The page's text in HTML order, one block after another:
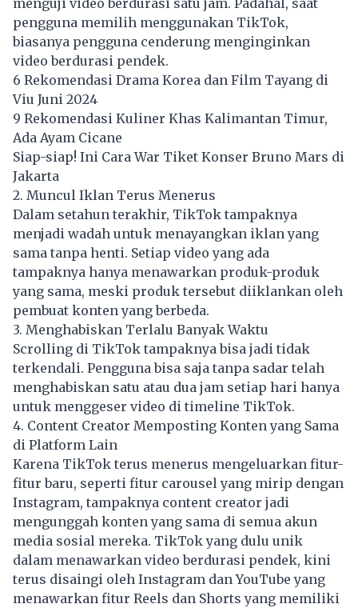
menguji video berdurasi satu jam. Padahal, saat
pengguna memilih menggunakan TikTok,
biasanya pengguna cenderung menginginkan
video berdurasi pendek.
6 Rekomendasi Drama Korea dan Film Tayang di
Viu Juni 2024
9 Rekomendasi Kuliner Khas Kalimantan Timur,
Ada Ayam Cicane
Siap-siap! Ini Cara War Tiket Konser Bruno Mars di
Jakarta
2. Muncul Iklan Terus Menerus
Dalam setahun terakhir, TikTok tampaknya
menjadi wadah untuk menayangkan iklan yang
sama tanpa henti. Setiap video yang ada
tampaknya hanya menawarkan produk-produk
yang sama, meski produk tersebut diiklankan oleh
pembuat konten yang berbeda.
3. Menghabiskan Terlalu Banyak Waktu
Scrolling di TikTok tampaknya bisa jadi tidak
terkendali. Pengguna bisa saja tanpa sadar telah
menghabiskan satu atau dua jam setiap hari hanya
untuk menggeser video di timeline TikTok.
4. Content Creator Memposting Konten yang Sama
di Platform Lain
Karena TikTok terus menerus mengeluarkan fitur-
fitur baru, seperti fitur carousel yang mirip dengan
Instagram, tampaknya content creator jadi
mengunggah konten yang sama di semua akun
media sosial mereka. TikTok yang dulu unik
dalam menawarkan video berdurasi pendek, kini
terus disaingi oleh Instagram dan YouTube yang
menawarkan fitur Reels dan Shorts yang memiliki